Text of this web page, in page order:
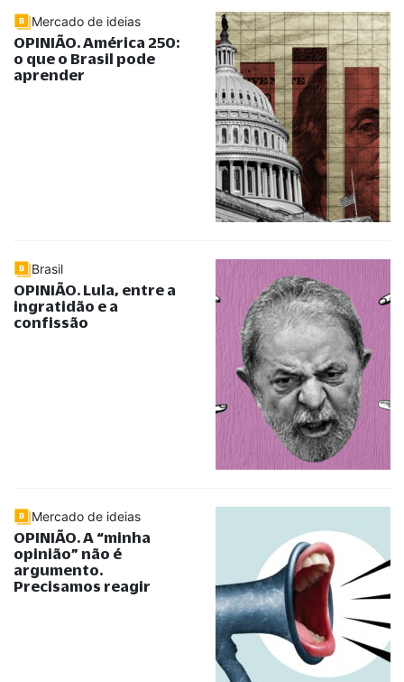
Mercado de ideias
OPINIÃO. América 250:
o que o Brasil pode
aprender
Brasil
OPINIÃO. Lula, entre a
ingratidão e a
confissão
Mercado de ideias
OPINIÃO. A “minha
opinião” não é
argumento.
Precisamos reagir